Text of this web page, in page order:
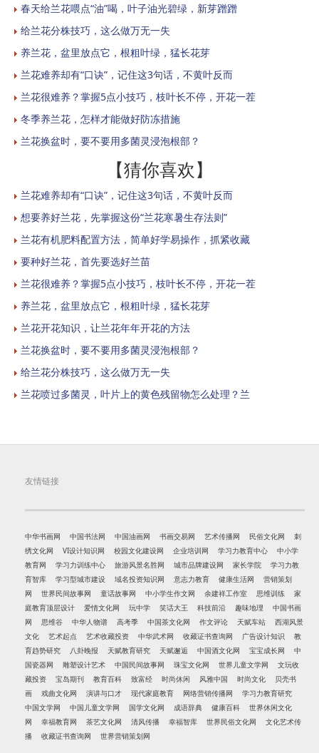
春天给兰花喂点“油”喝，叶子油光碧绿，新芽蹭蹭
给兰花分株技巧，这么做万无一失
养兰花，盆里放点它，根粗叶绿，猛长花芽
兰花难养却有“口诀”，记住这3句话，不黄叶反而
兰花很难养？掌握5点小技巧，枝叶长不停，开花一茬
冬季养兰花，怎样才能做好防冻措施
兰花换盆时，要不要用多菌灵浸泡根部？
【猜你喜欢】
兰花难养却有“口诀”，记住这3句话，不黄叶反而
想要养好兰花，先掌握这份“兰花寒暑生存法则”
兰花有机肥料配置方法，简单好学易操作，抓紧收藏
要种好兰花，首先要选好兰苗
兰花很难养？掌握5点小技巧，枝叶长不停，开花一茬
养兰花，盆里放点它，根粗叶绿，猛长花芽
兰花开花知识，让兰花年年开花的方法
兰花换盆时，要不要用多菌灵浸泡根部？
给兰花分株技巧，这么做万无一失
兰花喷过多菌灵，叶片上的黄色残留物怎么处理？兰
友情链接
中华书画网 中国书法网 中国油画网 书画交易网 艺术传播网 民俗文化网
刺
绣文化网
VI设计知识网 校园文化建设网 企业培训网 学习力教育中心
中小学
教育网
学习力训练中心 旅游风景名胜网 城市品牌建设网 家长学院
学习力教
育智库
学习型城市建设 域名投资知识网 意志力教育 健康生活网
营销策划
网
世界民间故事网 童话故事网 中小学生作文网 余建祥工作室 思维训练
家
庭教育顶层设计
爱情文化网 玩中学 笑话大王 科技前沿 趣味地理
中国书画
网
思维谷 中华人物谱 高考季 中国茶文化网 作文评论 天赋车站
西湖风景
文化
艺术起点 艺术收藏投资 中华武术网 收藏证书查询网 广告设计知识
教
育趋势研究
八卦晚报 天赋教育研究 天赋邂逅 中国酒文化网 宝宝成长网
中
国瓷器网
雕塑设计艺术 中国民间故事网 珠宝文化网 世界儿童文学网
文玩收
藏投资
宝岛期刊 教育百科 致富经 时尚休闲 风雅中国 时尚文化
贝壳书
画
戏曲文化网 演讲与口才 现代家庭教育 网络营销传播网
学习力教育研究
中国文学网
中国儿童文学网 国学文化网 成语辞典 健康百科
世界休闲文化
网
幸福教育网 茶艺文化网 清风传播 幸福智库 世界民俗文化网
文化艺术传
播
收藏证书查询网 世界营销策划网